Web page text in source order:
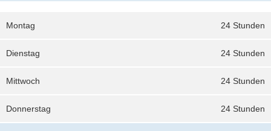
24 Stunden
Montag
24 Stunden
Dienstag
24 Stunden
Mittwoch
24 Stunden
Donnerstag